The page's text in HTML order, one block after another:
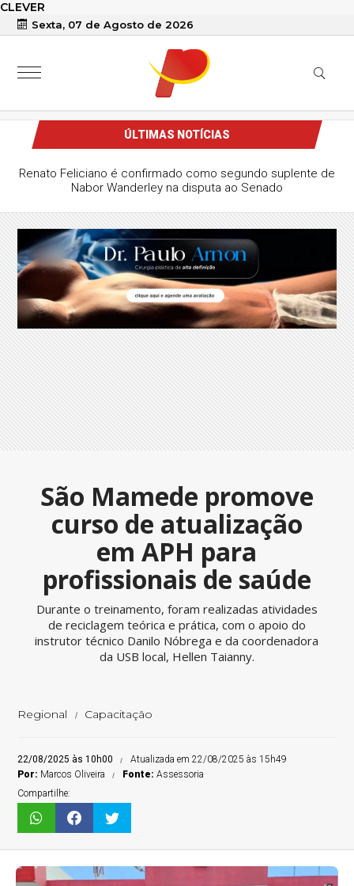
CLEVER
Sexta, 07 de Agosto de 2026
ÚLTIMAS NOTÍCIAS
Franciscana celebra Tríduo de Santa Clara a partir
deste sábado em Patos
São Mamede promove
curso de atualização
em APH para
profissionais de saúde
Durante o treinamento, foram realizadas atividades
de reciclagem teórica e prática, com o apoio do
instrutor técnico Danilo Nóbrega e da coordenadora
da USB local, Hellen Taianny.
Regional Capacitação
22/08/2025 às 10h00
Atualizada em 22/08/2025 às 15h49
Por: Marcos Oliveira Fonte:Assessoria
Compartilhe: